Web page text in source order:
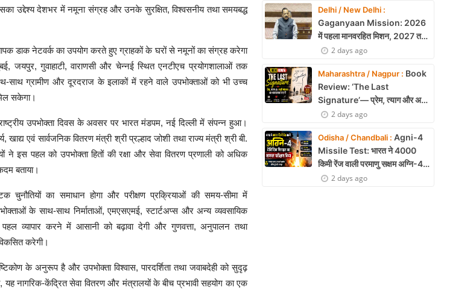
उद्देश्य देशभर में नमूना संग्रह और उनके सुरक्षित, विश्वसनीय तथा समयबद्ध
डाक नेटवर्क का उपयोग करते हुए ग्राहकों के घरों से नमूनों का संग्रह करेगा
जयपुर, गुवाहाटी, वाराणसी और चेन्नई स्थित एनटीएच प्रयोगशालाओं तक
साथ ग्रामीण और दूरदराज के इलाकों में रहने वाले उपभोक्ताओं को भी उच्च
सकेगा।
उपभोक्ता दिवस के अवसर पर भारत मंडपम, नई दिल्ली में संपन्न हुआ।
एवं सार्वजनिक वितरण मंत्री श्री प्रल्हाद जोशी तथा राज्य मंत्री श्री बी.
ने इस पहल को उपभोक्ता हितों की रक्षा और सेवा वितरण प्रणाली को अधिक
बताया।
चुनौतियों का समाधान होगा और परीक्षण प्रक्रियाओं की समय-सीमा में
के साथ-साथ निर्माताओं, एमएसएमई, स्टार्टअप्स और अन्य व्यवसायिक
व्यापार करने में आसानी को बढ़ावा देगी और गुणवत्ता, अनुपालन तथा
करेगी।
के अनुरूप है और उपभोक्ता विश्वास, पारदर्शिता तथा जवाबदेही को सुदृढ़
यह नागरिक-केंद्रित सेवा वितरण और मंत्रालयों के बीच प्रभावी सहयोग का एक
Delhi / New Delhi :
Gaganyaan Mission: 2026
में पहला मानवरहित मिशन, 2027 तक
अंतरिक्ष में जाएगा पहला भारतीय दल
2 days ago
Maharashtra / Nagpur : Book
Review: ‘The Last
Signature’— प्रेम, त्याग और अधूरी
मोहब्बत की भावनात्मक कहानी
2 days ago
Odisha / Chandbali : Agni-4
Missile Test: भारत ने 4000
किमी रेंज वाली परमाणु सक्षम अग्नि-4
बैलिस्टिक मिसाइल का सफल परीक्षण,
2 days ago